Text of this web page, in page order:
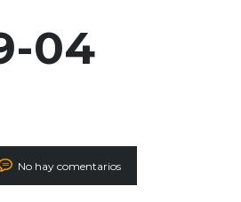
04
No hay comentarios